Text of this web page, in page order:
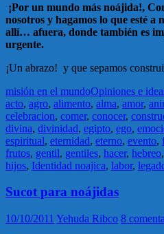
¡Por un mundo más noájida!,
nosotros y hagamos lo que esté
allí… afuera, donde también es
urgente.
¡Un abrazo! y que sepamos
misión en el mundoOpiniones e
acto, agro, alimento, alma, amor,
celebracion, comer, conocer,
divina, divinidad, egipto, ego,
espiritual, eternidad, eterno, evento,
frutos, gentil, gentiles, hacer, hebreo,
hijos, Identidad noajica, labor,
Sucot para noájidas
10/10/2011 Yehuda Ribco 8